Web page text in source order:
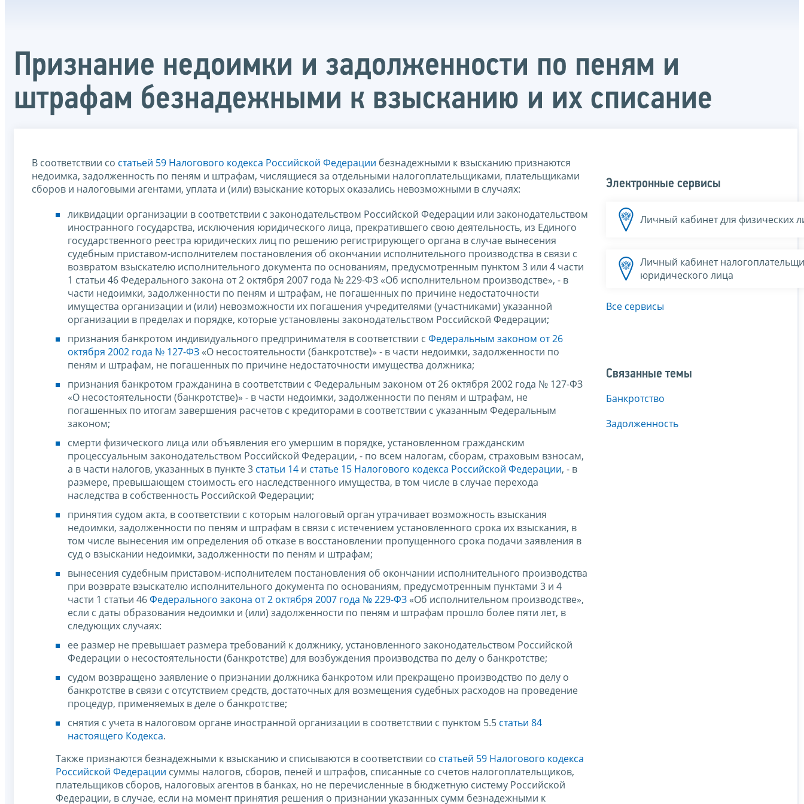
Признание недоимки и задолженности по пеням и
штрафам безнадежными к взысканию и их списание
В соответствии со статьей 59 Налогового кодекса Российской Федерации безнадежными к взысканию признаются
недоимка, задолженность по пеням и штрафам, числящиеся за отдельными налогоплательщиками, плательщиками
сборов и налоговыми агентами, уплата и (или) взыскание которых оказались невозможными в случаях:
ликвидации организации в соответствии с законодательством Российской Федерации или законодательством
иностранного государства, исключения юридического лица, прекратившего свою деятельность, из Единого
государственного реестра юридических лиц по решению регистрирующего органа в случае вынесения
судебным приставом-исполнителем постановления об окончании исполнительного производства в связи с
возвратом взыскателю исполнительного документа по основаниям, предусмотренным пунктом 3 или 4 части
1 статьи 46 Федерального закона от 2 октября 2007 года № 229-ФЗ «Об исполнительном производстве», - в
части недоимки, задолженности по пеням и штрафам, не погашенных по причине недостаточности
имущества организации и (или) невозможности их погашения учредителями (участниками) указанной
организации в пределах и порядке, которые установлены законодательством Российской Федерации;
признания банкротом индивидуального предпринимателя в соответствии с Федеральным законом от 26
октября 2002 года № 127-ФЗ «О несостоятельности (банкротстве)» - в части недоимки, задолженности по
пеням и штрафам, не погашенных по причине недостаточности имущества должника;
признания банкротом гражданина в соответствии с Федеральным законом от 26 октября 2002 года № 127-ФЗ
«О несостоятельности (банкротстве)» - в части недоимки, задолженности по пеням и штрафам, не
погашенных по итогам завершения расчетов с кредиторами в соответствии с указанным Федеральным
законом;
смерти физического лица или объявления его умершим в порядке, установленном гражданским
процессуальным законодательством Российской Федерации, - по всем налогам, сборам, страховым взносам,
а в части налогов, указанных в пункте 3 статьи 14 и статье 15 Налогового кодекса Российской Федерации, - в
размере, превышающем стоимость его наследственного имущества, в том числе в случае перехода
наследства в собственность Российской Федерации;
принятия судом акта, в соответствии с которым налоговый орган утрачивает возможность взыскания
недоимки, задолженности по пеням и штрафам в связи с истечением установленного срока их взыскания, в
том числе вынесения им определения об отказе в восстановлении пропущенного срока подачи заявления в
суд о взыскании недоимки, задолженности по пеням и штрафам;
вынесения судебным приставом-исполнителем постановления об окончании исполнительного производства
при возврате взыскателю исполнительного документа по основаниям, предусмотренным пунктами 3 и 4
части 1 статьи 46Федерального закона от 2 октября 2007 года № 229-ФЗ «Об исполнительном производстве»,
если с даты образования недоимки и (или) задолженности по пеням и штрафам прошло более пяти лет, в
следующих случаях:
ее размер не превышает размера требований к должнику, установленного законодательством Российской
Федерации о несостоятельности (банкротстве) для возбуждения производства по делу о банкротстве;
судом возвращено заявление о признании должника банкротом или прекращено производство по делу о
банкротстве в связи с отсутствием средств, достаточных для возмещения судебных расходов на проведение
процедур, применяемых в деле о банкротстве;
снятия с учета в налоговом органе иностранной организации в соответствии с пунктом 5.5 статьи 84
настоящего Кодекса.
Также признаются безнадежными к взысканию и списываются в соответствии со статьей 59 Налогового кодекса
Российской Федерации суммы налогов, сборов, пеней и штрафов, списанные со счетов налогоплательщиков,
плательщиков сборов, налоговых агентов в банках, но не перечисленные в бюджетную систему Российской
Федерации, в случае, если на момент принятия решения о признании указанных сумм безнадежными к
Электронные сервисы
Личный кабинет для физических
Личный кабинет
юридического лица
Все сервисы
Связанные темы
Банкротство
Задолженность